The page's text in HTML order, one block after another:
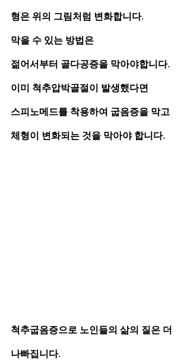
형은 위의 그림처럼 변화합니다.
막을 수 있는 방법은
젊어서부터 골다공증을 막아야합니다.
이미 척추압박골절이 발생했다면
스피노메드를 착용하여 굽음증을 막고
체형이 변화되는 것을 막아야 합니다.
척추굽음증으로 노인들의 삶의 질은 더
나빠집니다.